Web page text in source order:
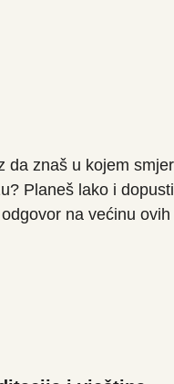
da znaš u kojem
Planeš lako i
na većinu ovih